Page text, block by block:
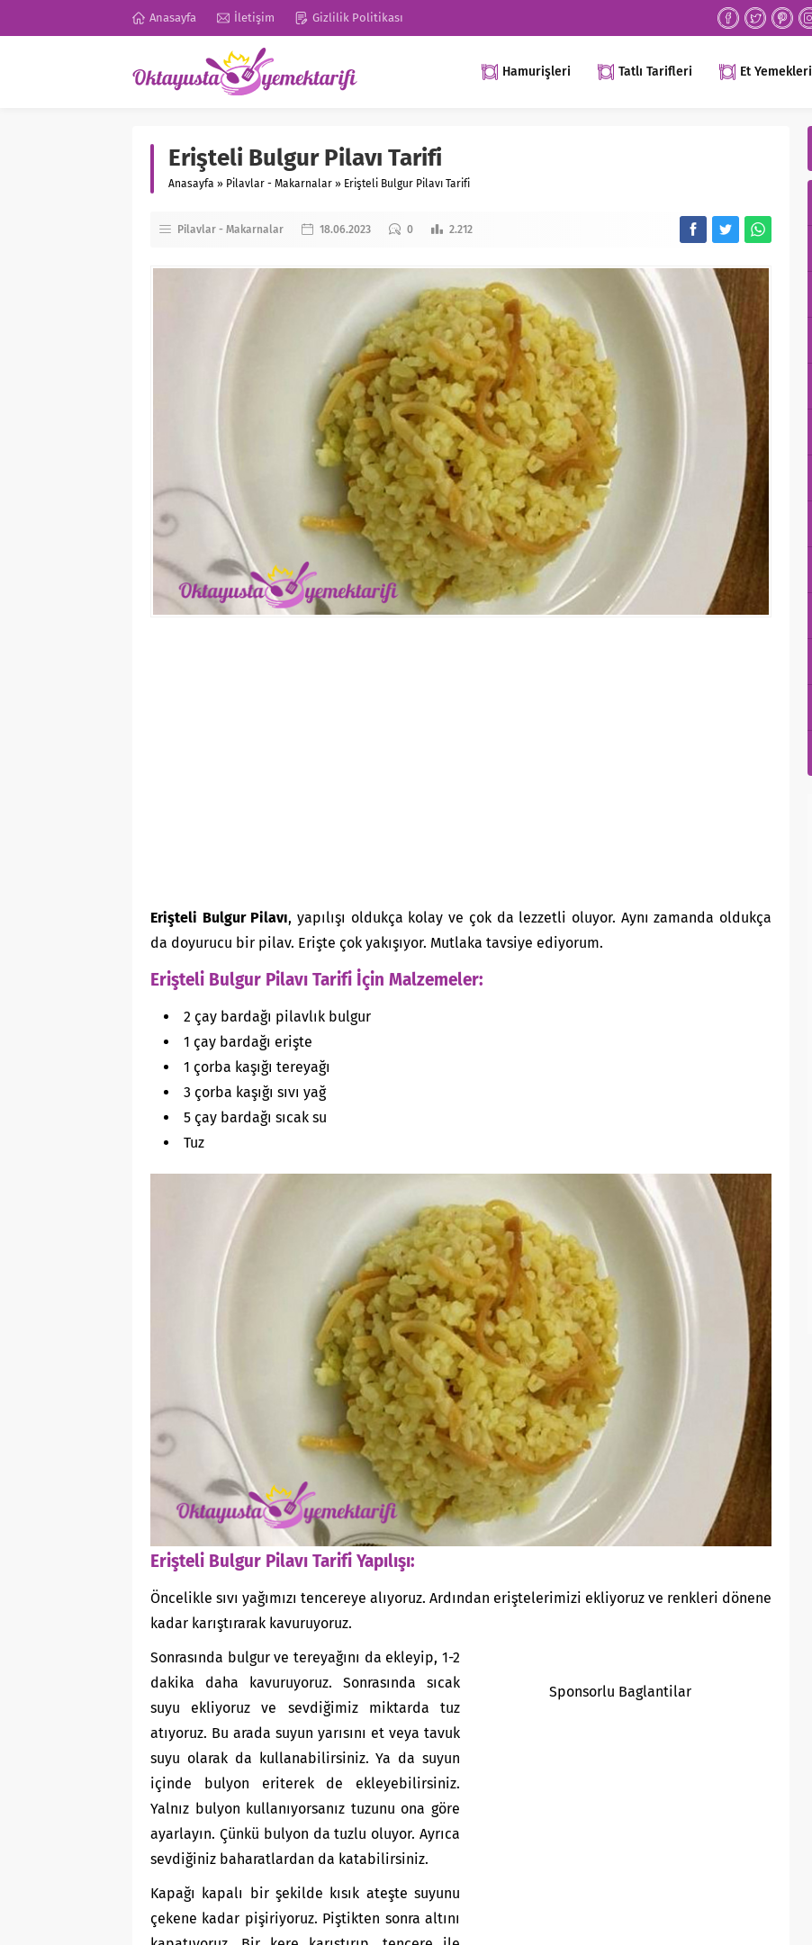
Anasayfa İletişim Gizlilik Politikası
Hamurişleri Tatlı Tarifleri Et Yemekleri
Erişteli Bulgur Pilavı Tarifi
Anasayfa » Pilavlar - Makarnalar » Erişteli Bulgur Pilavı Tarifi
Pilavlar - Makarnalar 18.06.2023 0 2.212
Erişteli Bulgur Pilavı, yapılışı oldukça kolay ve çok da lezzetli oluyor. Aynı zamanda oldukça
da doyurucu bir pilav. Erişte çok yakışıyor. Mutlaka tavsiye ediyorum.
Erişteli Bulgur Pilavı Tarifi İçin Malzemeler:
2 çay bardağı pilavlık bulgur
1 çay bardağı erişte
1 çorba kaşığı tereyağı
3 çorba kaşığı sıvı yağ
5 çay bardağı sıcak su
Tuz
Erişteli Bulgur Pilavı Tarifi Yapılışı:
Öncelikle sıvı yağımızı tencereye alıyoruz. Ardından eriştelerimizi ekliyoruz ve renkleri dönene
kadar karıştırarak kavuruyoruz.
Sponsorlu Baglantilar
Sonrasında bulgur ve tereyağını da ekleyip, 1-2
dakika daha kavuruyoruz. Sonrasında sıcak
suyu ekliyoruz ve sevdiğimiz miktarda tuz
atıyoruz. Bu arada suyun yarısını et veya tavuk
suyu olarak da kullanabilirsiniz. Ya da suyun
içinde bulyon eriterek de ekleyebilirsiniz.
Yalnız bulyon kullanıyorsanız tuzunu ona göre
ayarlayın. Çünkü bulyon da tuzlu oluyor. Ayrıca
sevdiğiniz baharatlardan da katabilirsiniz.
Kapağı kapalı bir şekilde kısık ateşte suyunu
çekene kadar pişiriyoruz. Piştikten sonra altını